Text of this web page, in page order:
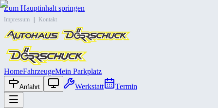
Zum Hauptinhalt springen
Impressum Kontakt
HomeFahrzeugeMein Parkplatz
Anfahrt Werkstatt Termin